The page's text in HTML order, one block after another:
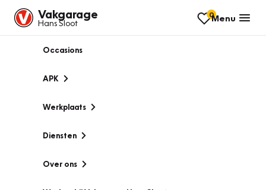
Vakgarage
Hans Sloot
0Menu
Occasions
APK
Werkplaats
Diensten
Over ons